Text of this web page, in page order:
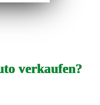
verkaufen?